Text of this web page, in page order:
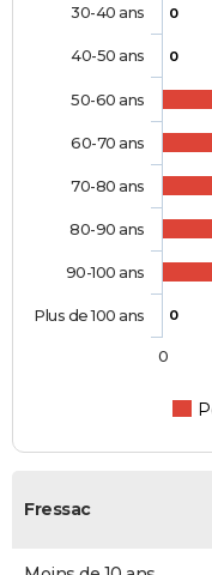
0
0
0
30-40 ans
40-50 ans
50-60 ans
60-70 ans
70-80 ans
80-90 ans
90-100 ans
Plus de 100 ans
0
Fressac